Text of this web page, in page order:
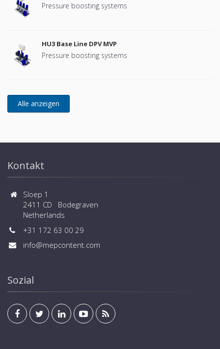
Pressure boosting systems
HU3 Base Line DPV MVP
Pressure boosting systems
Kontakt
Sloep 1
2411 CD Bodegraven
Netherlands
+31 172 63 00 29
info@mepcontent.com
Sozial